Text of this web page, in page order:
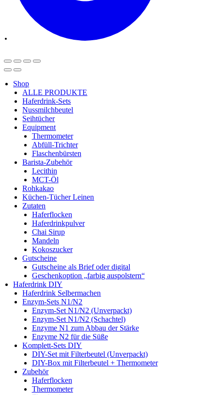
Shop
ALLE PRODUKTE
Haferdrink-Sets
Nussmilchbeutel
Seihtücher
Equipment
Thermometer
Abfüll-Trichter
Flaschenbürsten
Barista-Zubehör
Lecithin
MCT-Öl
Rohkakao
Küchen-Tücher Leinen
Zutaten
Haferflocken
Haferdrinkpulver
Chai Sirup
Mandeln
Kokoszucker
Gutscheine
Gutscheine als Brief oder digital
Geschenkoption „farbig auspolstern“
Haferdrink DIY
Haferdrink Selbermachen
Enzym-Sets N1/N2
Enzym-Set N1/N2 (Unverpackt)
Enzym-Set N1/N2 (Schachtel)
Enzyme N1 zum Abbau der Stärke
Enzyme N2 für die Süße
Komplett-Sets DIY
DIY-Set mit Filterbeutel (Unverpackt)
DIY-Box mit Filterbeutel + Thermometer
Zubehör
Haferflocken
Thermometer